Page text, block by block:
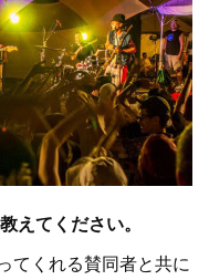
てください。
てくれる賛同者と共に